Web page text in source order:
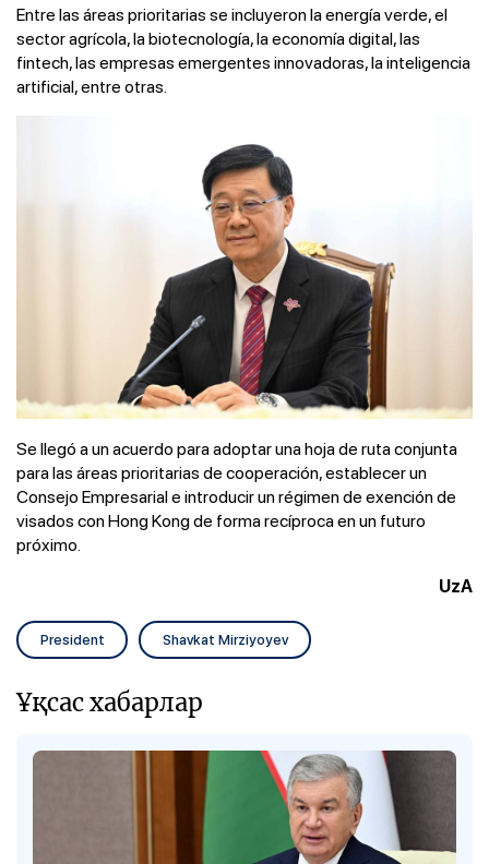
Entre las áreas prioritarias se incluyeron la energía verde, el
sector agrícola, la biotecnología, la economía digital, las
fintech, las empresas emergentes innovadoras, la inteligencia
artificial, entre otras.
Se llegó a un acuerdo para adoptar una hoja de ruta conjunta
para las áreas prioritarias de cooperación, establecer un
Consejo Empresarial e introducir un régimen de exención de
visados ​​con Hong Kong de forma recíproca en un futuro
próximo.
UzA
President Shavkat Mirziyoyev
Ұқсас хабарлар